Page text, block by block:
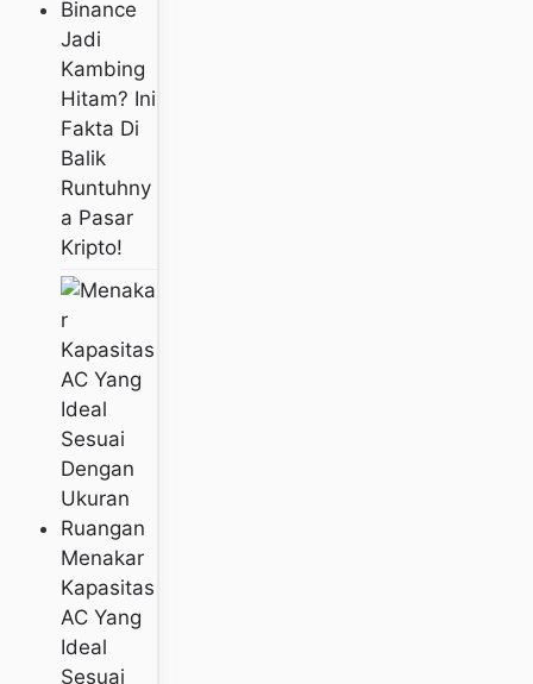
Binance
Jadi
Kambing
Hitam? Ini
Fakta Di
Balik
Runtuhny
A Pasar
Kripto!
Menakar
Kapasitas
AC Yang
Ideal
Sesuai